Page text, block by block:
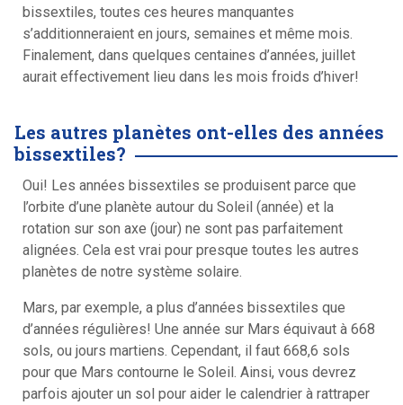
bissextiles, toutes ces heures manquantes
s’additionneraient en jours, semaines et même mois.
Finalement, dans quelques centaines d’années, juillet
aurait effectivement lieu dans les mois froids d’hiver!
Les autres planètes ont-elles des années
bissextiles?
Oui! Les années bissextiles se produisent parce que
l’orbite d’une planète autour du Soleil (année) et la
rotation sur son axe (jour) ne sont pas parfaitement
alignées. Cela est vrai pour presque toutes les autres
planètes de notre système solaire.
Mars, par exemple, a plus d’années bissextiles que
d’années régulières! Une année sur Mars équivaut à 668
sols, ou jours martiens. Cependant, il faut 668,6 sols
pour que Mars contourne le Soleil. Ainsi, vous devrez
parfois ajouter un sol pour aider le calendrier à rattraper